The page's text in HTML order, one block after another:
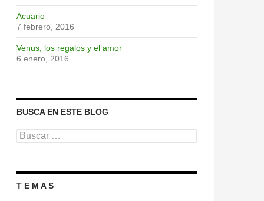
Acuario
7 febrero, 2016
Venus, los regalos y el amor
6 enero, 2016
BUSCA EN ESTE BLOG
Buscar:
T E M A S